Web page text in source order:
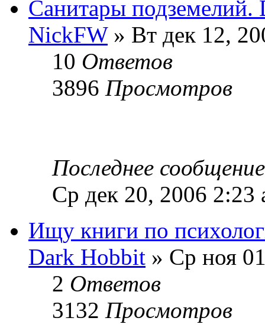
Санитары подземелий.
NickFW» Вт дек 12,
10 Ответов
3896 Просмотров
Последнее
Ср дек 20, 2006 2:23
Ищу книги по
Dark Hobbit » Ср ноя
2 Ответов
3132 Просмотров